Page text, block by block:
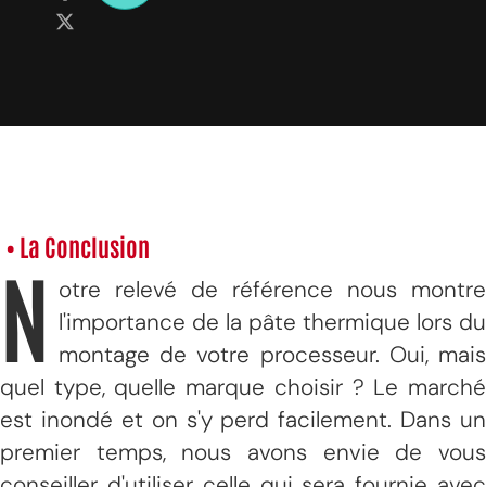
• La Conclusion
N otre relevé de référence nous montre
l'importance de la pâte thermique lors du
montage de votre processeur. Oui, mais
quel type, quelle marque choisir ? Le marché
est inondé et on s'y perd facilement. Dans un
premier temps, nous avons envie de vous